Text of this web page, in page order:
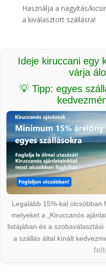
Használja a nagyítás/
a kiválasztott szállásra!
Ideje kiruccani egy
várja
💡 Tipp: egyes
Legalább 15%-kal olcsóbban
melyeket a „Kiruccanós
listájában és a
a szállás által kínált